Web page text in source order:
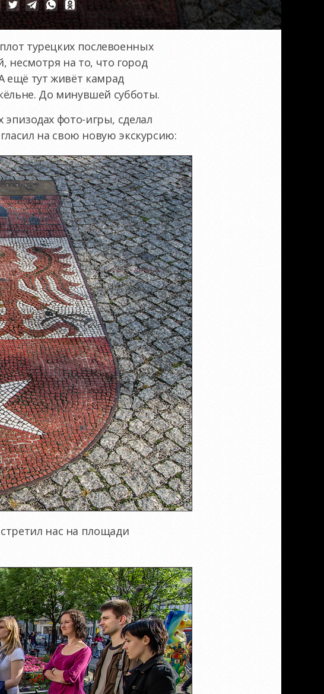
турецких послевоенных
на то, что город
ещё тут живёт камрад
До минувшей субботы.
фото-игры, сделал
на свою новую экскурсию:
нас на площади